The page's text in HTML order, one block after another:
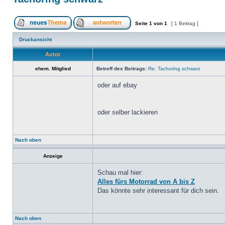
Seite 1 von 1 [ 1 Beitrag ]
Druckansicht
Autor
ehem. Mitglied Betreff des Beitrags: Re: Tachoring schwarz
oder auf ebay
oder selber lackieren
Nach oben
Anzeige
Schau mal hier:
Alles fürs Motorrad von A bis Z
Das könnte sehr interessant für dich sein.
Nach oben